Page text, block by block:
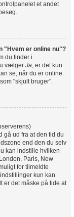
et andet
"Hvem er online nu"?
du finder i
vælger Ja, er det kun
se, når du er online.
"skjult bruger".
gå ud fra at den tid du
end den du selv
kan indstille hvilken
Paris, New
for tilmeldte
kun kan
er det måske på tide at